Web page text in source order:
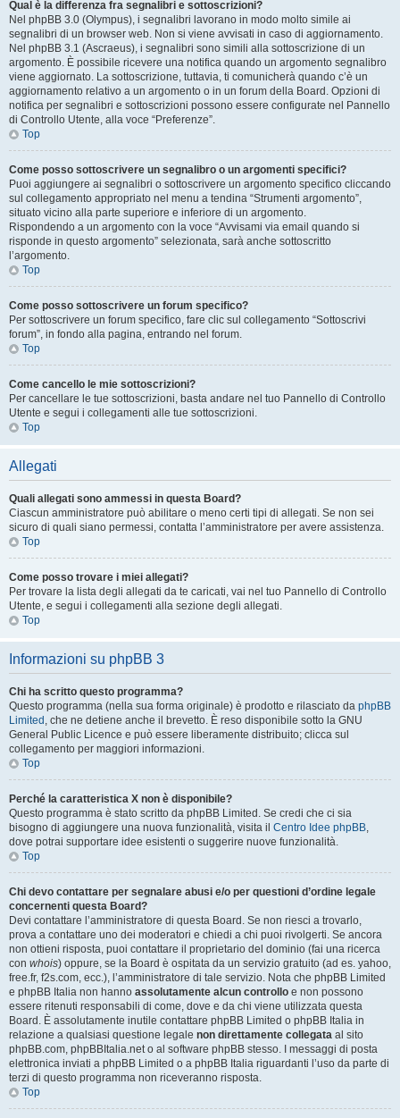
Qual è la differenza fra segnalibri e sottoscrizioni?
Nel phpBB 3.0 (Olympus), i segnalibri lavorano in modo molto simile ai
segnalibri di un browser web. Non si viene avvisati in caso di aggiornamento.
Nel phpBB 3.1 (Ascraeus), i segnalibri sono simili alla sottoscrizione di un
argomento. È possibile ricevere una notifica quando un argomento segnalibro
viene aggiornato. La sottoscrizione, tuttavia, ti comunicherà quando c’è un
aggiornamento relativo a un argomento o in un forum della Board. Opzioni di
notifica per segnalibri e sottoscrizioni possono essere configurate nel Pannello
di Controllo Utente, alla voce “Preferenze”.
Top
Come posso sottoscrivere un segnalibro o un argomenti specifici?
Puoi aggiungere ai segnalibri o sottoscrivere un argomento specifico cliccando
sul collegamento appropriato nel menu a tendina “Strumenti argomento”,
situato vicino alla parte superiore e inferiore di un argomento.
Rispondendo a un argomento con la voce “Avvisami via email quando si
risponde in questo argomento” selezionata, sarà anche sottoscritto
l’argomento.
Top
Come posso sottoscrivere un forum specifico?
Per sottoscrivere un forum specifico, fare clic sul collegamento “Sottoscrivi
forum”, in fondo alla pagina, entrando nel forum.
Top
Come cancello le mie sottoscrizioni?
Per cancellare le tue sottoscrizioni, basta andare nel tuo Pannello di Controllo
Utente e segui i collegamenti alle tue sottoscrizioni.
Top
Allegati
Quali allegati sono ammessi in questa Board?
Ciascun amministratore può abilitare o meno certi tipi di allegati. Se non sei
sicuro di quali siano permessi, contatta l’amministratore per avere assistenza.
Top
Come posso trovare i miei allegati?
Per trovare la lista degli allegati da te caricati, vai nel tuo Pannello di Controllo
Utente, e segui i collegamenti alla sezione degli allegati.
Top
Informazioni su phpBB 3
Chi ha scritto questo programma?
Questo programma (nella sua forma originale) è prodotto e rilasciato da phpBB
Limited , che ne detiene anche il brevetto. È reso disponibile sotto la GNU
General Public Licence e può essere liberamente distribuito; clicca sul
collegamento per maggiori informazioni.
Top
Perché la caratteristica X non è disponibile?
Questo programma è stato scritto da phpBB Limited. Se credi che ci sia
bisogno di aggiungere una nuova funzionalità, visita il Centro Idee phpBB,
dove potrai supportare idee esistenti o suggerire nuove funzionalità.
Top
Chi devo contattare per segnalare abusi e/o per questioni d’ordine legale
concernenti questa Board?
Devi contattare l’amministratore di questa Board. Se non riesci a trovarlo,
prova a contattare uno dei moderatori e chiedi a chi puoi rivolgerti. Se ancora
non ottieni risposta, puoi contattare il proprietario del dominio (fai una ricerca
con whois) oppure, se la Board è ospitata da un servizio gratuito (ad es. yahoo,
free.fr, f2s.com, ecc.), l’amministratore di tale servizio. Nota che phpBB Limited
e phpBB Italia non hanno assolutamente alcun controllo e non possono
essere ritenuti responsabili di come, dove e da chi viene utilizzata questa
Board. È assolutamente inutile contattare phpBB Limited o phpBB Italia in
relazione a qualsiasi questione legale non direttamente collegata al sito
phpBB.com, phpBBItalia.net o al software phpBB stesso. I messaggi di posta
elettronica inviati a phpBB Limited o a phpBB Italia riguardanti l’uso da parte di
terzi di questo programma non riceveranno risposta.
Top